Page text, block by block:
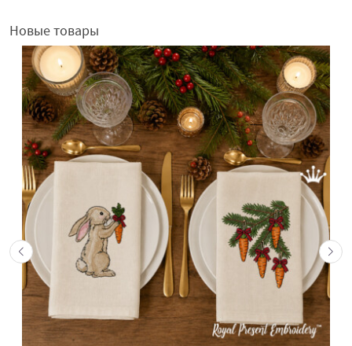
Новые товары